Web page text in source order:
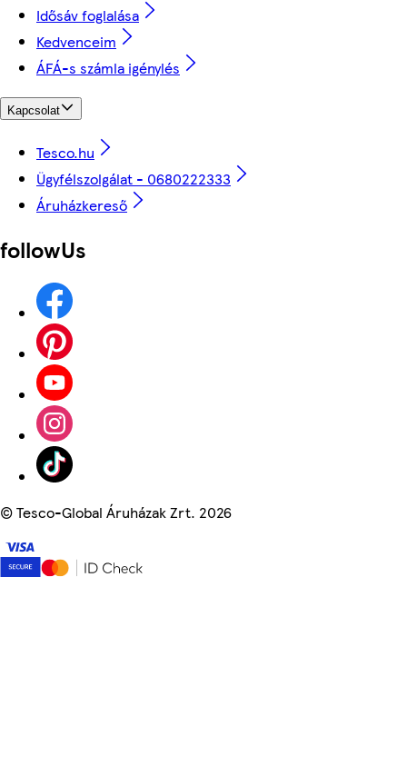
Idősáv foglalása
Kedvenceim
ÁFÁ-s számla igénylés
Kapcsolat
Tesco.hu
Ügyfélszolgálat - 0680222333
Áruházkereső
followUs
©Tesco-Global Áruházak Zrt. 2026